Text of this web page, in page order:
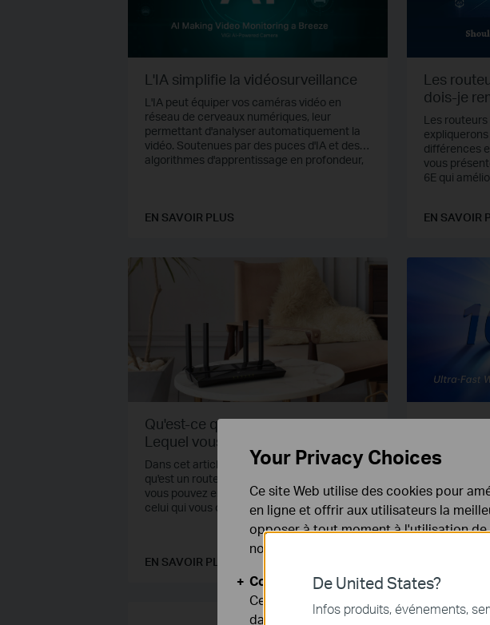
L'IA simplifie la vidéosurveillance
L'IA peut équiper vos caméras vidéo en
réseau de cerveaux numériques, leur
permettant d'analyser automatiquement la
vidéo. Soutenues par des puces d'IA et des
algorithmes d'apprentissage en profondeur,
bien plus encore, rendant votre surveillance
EN SAVOIR PLUS
Les
dois-je
actuel ?
Les routeurs
différences
vous
6E qui
EN SAVOIR
Qu'est-ce qu'un routeur WiFi 6 ?
Lequel vous convient le mieux ?
Dans cet article, nous vous expliquerons ce
qu'est un routeur WiFi 6, les avantages que
vous pouvez en attendre et comment choisir
celui qui vous convient le mieux.
EN SAVOIR PLUS
10
De United States?
Infos produits, événements,
Your Privacy Choices
Ce site Web utilise des cookies pour
en ligne et offrir aux utilisateurs la
opposer à tout moment à l'utilisation
notre
Cookies basiques
Ces cookies sont nécessaires au
dans vos systèmes.